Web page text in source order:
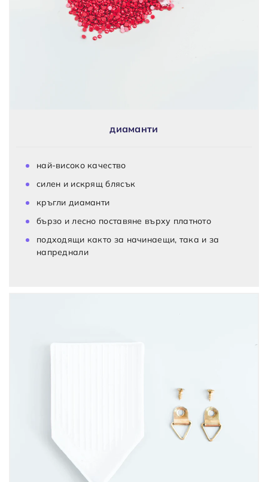
диаманти
най-високо качество
силен и искрящ блясък
кръгли диаманти
бързо и лесно поставяне върху платното
подходящи както за начинаещи, така и за
напреднали